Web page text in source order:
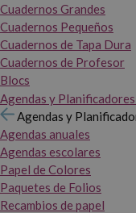
Cuadernos Grandes
Cuadernos Pequeños
Cuadernos de Tapa Dura
Cuadernos de Profesor
Blocs
Agendas y Planificadores
Agendas y
Agendas anuales
Agendas escolares
Papel de Colores
Paquetes de Folios
Recambios de papel